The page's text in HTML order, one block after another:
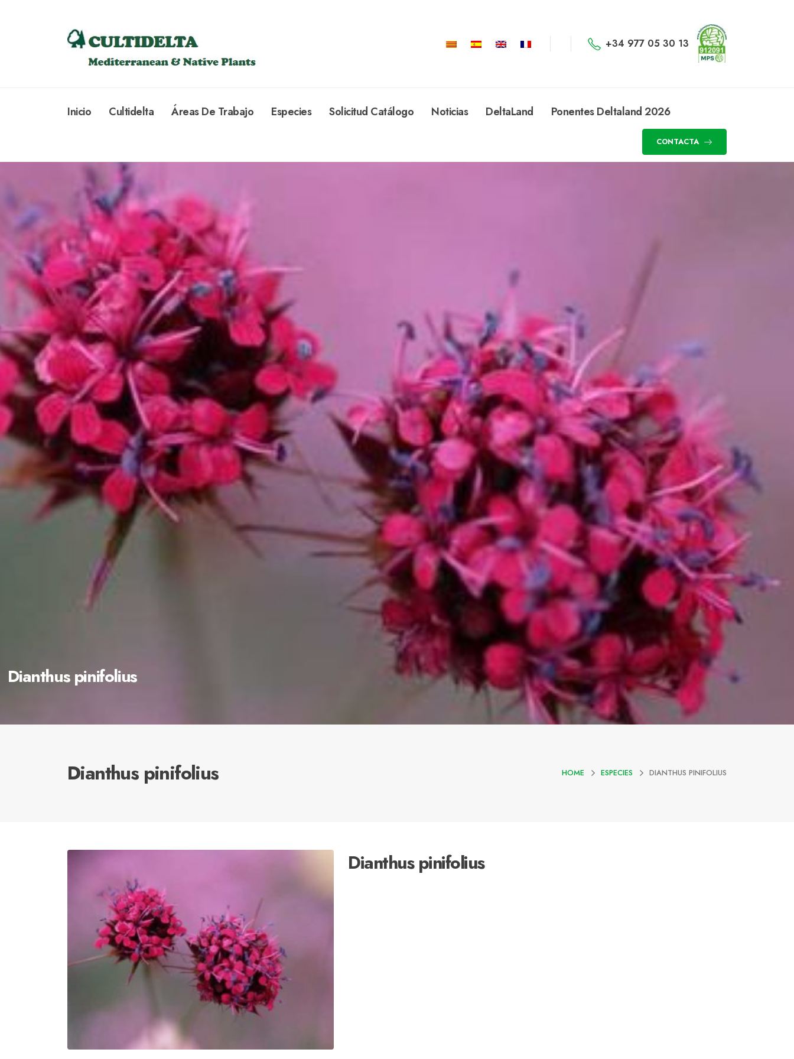
+34 977 05 30 13
Inicio Cultidelta Áreas De Trabajo Especies Solicitud Catálogo Noticias DeltaLand Ponentes Deltaland 2026
CONTACTA
Dianthus pinifolius
Dianthus pinifolius HOME ESPECIES DIANTHUS PINIFOLIUS
Dianthus pinifolius